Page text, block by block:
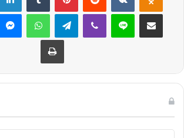
MessengerWhatsAppTelegramViber Line E-Posta ile
Yazdır